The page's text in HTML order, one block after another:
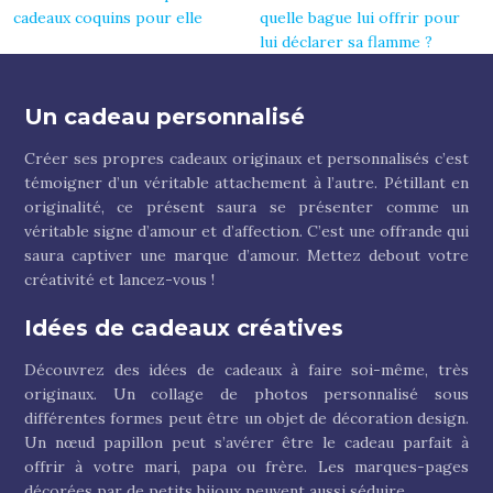
cadeaux coquins pour elle
quelle bague lui offrir pour
lui déclarer sa flamme ?
Un cadeau personnalisé
Créer ses propres cadeaux originaux et personnalisés c’est
témoigner d’un véritable attachement à l’autre. Pétillant en
originalité, ce présent saura se présenter comme un
véritable signe d’amour et d’affection. C’est une offrande qui
saura captiver une marque d’amour. Mettez debout votre
créativité et lancez-vous !
Idées de cadeaux créatives
Découvrez des idées de cadeaux à faire soi-même, très
originaux. Un collage de photos personnalisé sous
différentes formes peut être un objet de décoration design.
Un nœud papillon peut s’avérer être le cadeau parfait à
offrir à votre mari, papa ou frère. Les marques-pages